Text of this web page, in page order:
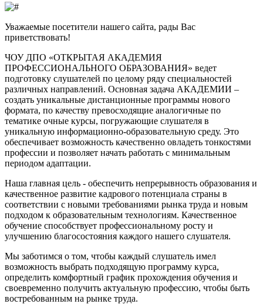
Уважаемые посетители нашего сайта, рады Вас
приветствовать!
ЧОУ ДПО «ОТКРЫТАЯ АКАДЕМИЯ
ПРОФЕССИОНАЛЬНОГО ОБРАЗОВАНИЯ» ведет
подготовку слушателей по целому ряду специальностей
различных направлений. Основная задача АКАДЕМИИ –
создать уникальные дистанционные программы нового
формата, по качеству превосходящие аналогичные по
тематике очные курсы, погружающие слушателя в
уникальную информационно-образовательную среду. Это
обеспечивает возможность качественно овладеть тонкостями
профессии и позволяет начать работать с минимальным
периодом адаптации.
Наша главная цель - обеспечить непрерывность образования и
качественное развитие кадрового потенциала страны в
соответствии с новыми требованиями рынка труда и новым
подходом к образовательным технологиям. Качественное
обучение способствует профессиональному росту и
улучшению благосостояния каждого нашего слушателя.
Мы заботимся о том, чтобы каждый слушатель имел
возможность выбрать подходящую программу курса,
определить комфортный график прохождения обучения и
своевременно получить актуальную профессию, чтобы быть
востребованным на рынке труда.